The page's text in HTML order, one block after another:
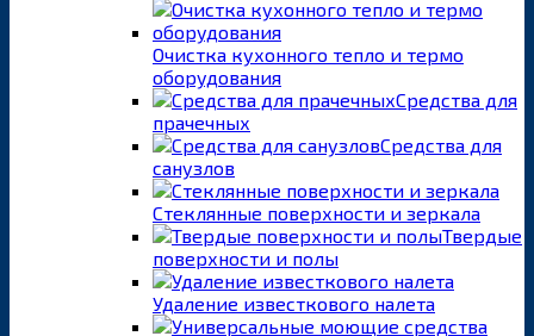
Очистка кухонного тепло и термо
оборудования
Средства для
прачечных
Средства для
санузлов
Стеклянные поверхности и зеркала
Твердые
поверхности и полы
Удаление известкового налета